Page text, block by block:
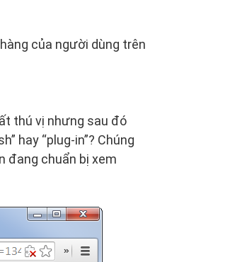
của người dùng trên
thú vị nhưng sau đó
hay “plug-in”? Chúng
đang chuẩn bị xem